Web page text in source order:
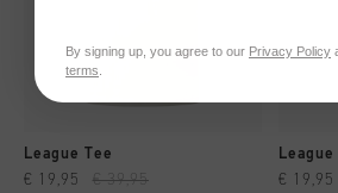
League Tee
€ 19,95 € 39,95
League
€ 19,95
By signing up, you agree to our Privacy Policy
terms